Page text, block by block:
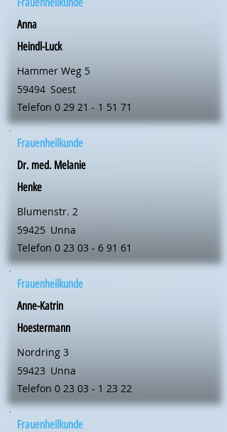
Anna
Heindl-Luck
Hammer Weg 5
59494 Soest
Telefon 0 29 21 - 1 51 71
Frauenheilkunde
Dr. med. Melanie
Henke
Blumenstr. 2
59425 Unna
Telefon 0 23 03 - 6 91 61
Frauenheilkunde
Anne-Katrin
Hoestermann
Nordring 3
59423 Unna
Telefon 0 23 03 - 1 23 22
Frauenheilkunde